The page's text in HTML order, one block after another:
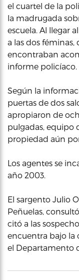
el cuartel de la
la madrugada
escuela. Al llegar
a las dos féminas,
encontraban
informe policíaco.
Según la
puertas de dos
apropiaron de
pulgadas, equipo
propiedad aún
Los agentes se
año 2003.
El sargento Julio
Peñuelas,
citó a las
encuentra bajo la
el Departamento